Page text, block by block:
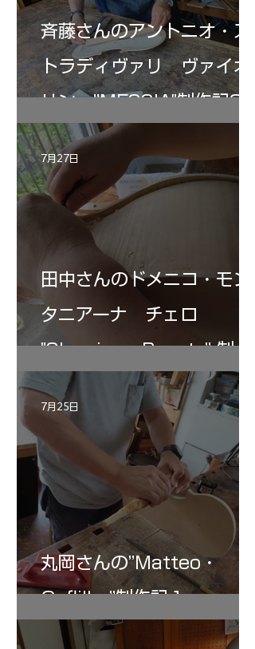
斉藤さんのアントニオ・ス
トラディヴァリ ヴァイオ
リン ”MESSIA"制作記33
田中さんのドメニコ・モン
タニアーナ チェロ
"Sleeping・Beauty” 制作
記 30
7月27日
丸岡さんの”Matteo・
Gofliller”制作記１
7月25日